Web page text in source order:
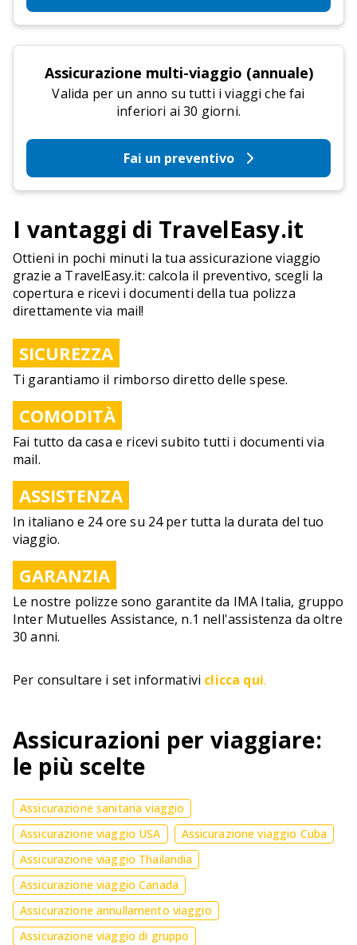
Assicurazione multi-viaggio (annuale)
Valida per un anno su tutti i viaggi che fai
inferiori ai 30 giorni.
Fai un preventivo
I vantaggi di TravelEasy.it
Ottieni in pochi minuti la tua assicurazione viaggio
grazie a TravelEasy.it: calcola il preventivo, scegli la
copertura e ricevi i documenti della tua polizza
direttamente via mail!
SICUREZZA
Ti garantiamo il rimborso diretto delle spese.
COMODITÀ
Fai tutto da casa e ricevi subito tutti i documenti via
mail.
ASSISTENZA
In italiano e 24 ore su 24 per tutta la durata del tuo
viaggio.
GARANZIA
Le nostre polizze sono garantite da IMA Italia, gruppo
Inter Mutuelles Assistance, n.1 nell'assistenza da oltre
30 anni.
Per consultare i set informativi clicca qui.
Assicurazioni per viaggiare:
le più scelte
Assicurazione sanitaria viaggio
Assicurazione viaggio USA
Assicurazione viaggio Cuba
Assicurazione viaggio Thailandia
Assicurazione viaggio Canada
Assicurazione annullamento viaggio
Assicurazione viaggio di gruppo